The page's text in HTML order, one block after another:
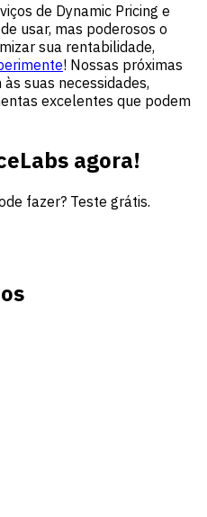
de Dynamic Pricing e
usar, mas poderosos o
sua rentabilidade,
! Nossas próximas
suas necessidades,
excelentes que podem
agora!
fazer? Teste grátis.